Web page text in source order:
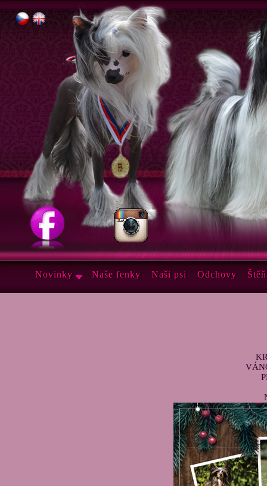
Novinky Naše fenky Naši psi Odchovy